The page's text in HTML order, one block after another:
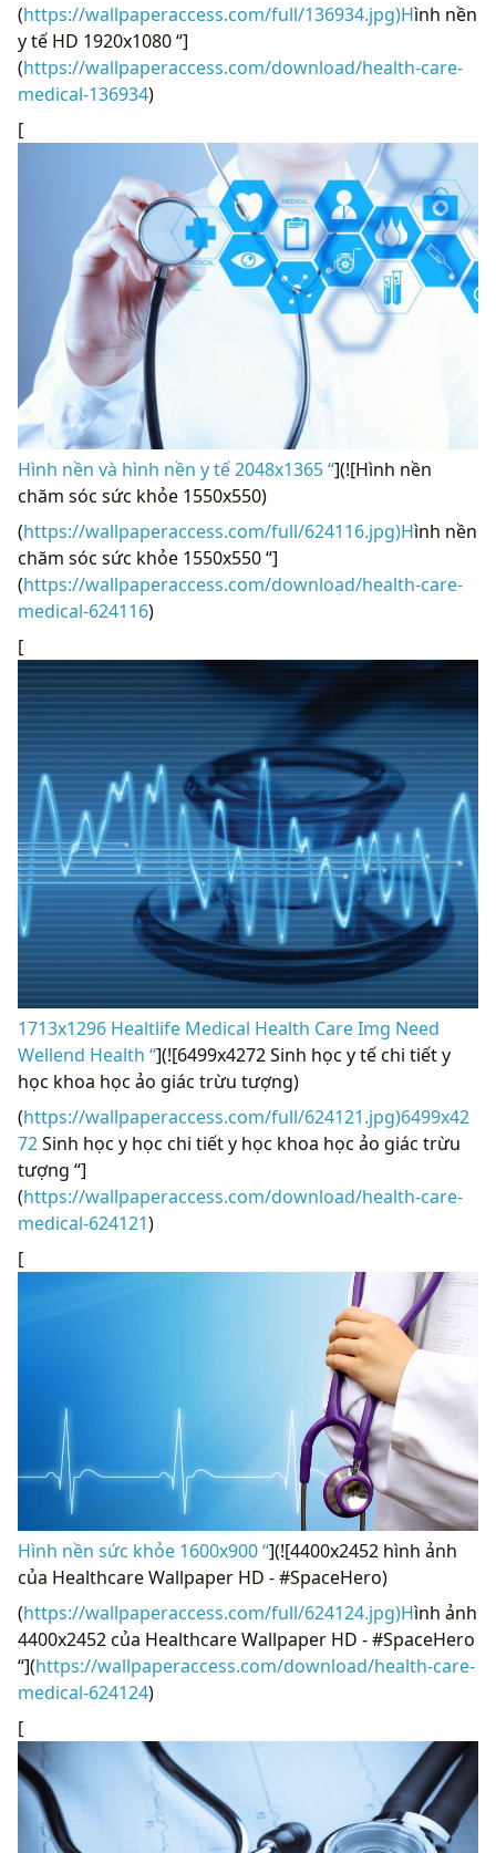
(https://wallpaperaccess.com/full/136934.jpg)Hình nền
y tế HD 1920x1080 “]
(https://wallpaperaccess.com/download/health-care-
medical-136934)
[
Hình nền và hình nền y tế 2048x1365 “](![Hình nền
chăm sóc sức khỏe 1550x550)
(https://wallpaperaccess.com/full/624116.jpg)Hình nền
chăm sóc sức khỏe 1550x550 “]
(https://wallpaperaccess.com/download/health-care-
medical-624116)
[
1713x1296 Healtlife Medical Health Care Img Need
Wellend Health “](![6499x4272 Sinh học y tế chi tiết y
học khoa học ảo giác trừu tượng)
(https://wallpaperaccess.com/full/624121.jpg)6499x42
72Sinh học y học chi tiết y học khoa học ảo giác trừu
tượng “]
(https://wallpaperaccess.com/download/health-care-
medical-624121)
[
Hình nền sức khỏe 1600x900 “](![4400x2452 hình ảnh
của Healthcare Wallpaper HD - #SpaceHero)
(https://wallpaperaccess.com/full/624124.jpg)Hình ảnh
4400x2452 của Healthcare Wallpaper HD - #SpaceHero
“](https://wallpaperaccess.com/download/health-care-
medical-624124)
[